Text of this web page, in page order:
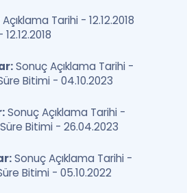
Tarihi - 12.12.2018
Sonuç Açıklama Tarihi -
Bitimi - 04.10.2023
Sonuç Açıklama Tarihi -
Bitimi - 26.04.2023
Sonuç Açıklama Tarihi -
Bitimi - 05.10.2022